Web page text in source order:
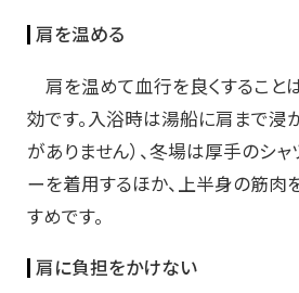
肩を温める
肩を温めて血行を良くすること
効です。入浴時は湯船に肩まで浸
がありません）、冬場は厚手のシ
ーを着用するほか、上半身の筋肉
すめです。
肩に負担をかけない